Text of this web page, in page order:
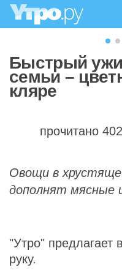
Быстрый
семьи –
кляре
прочитано
Овощи в
дополнят мясные
"Утро" предлагает
руку.